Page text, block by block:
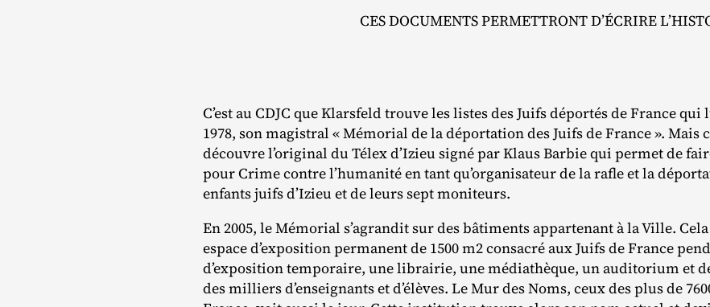
CES DOCUMENTS PERMETTRONT D’ÉCRIRE
C’est au CDJC que Klarsfeld trouve les listes des Juifs déportés de France
1978, son magistral « Mémorial de la déportation des Juifs de France ». Mais
découvre l’original du Télex d’Izieu signé par Klaus Barbie qui permet de
pour Crime contre l’humanité en tant qu’organisateur de la rafle et la
enfants juifs d’Izieu et de leurs sept moniteurs.
En 2005, le Mémorial s’agrandit sur des bâtiments appartenant à la Ville.
espace d’exposition permanent de 1500 m2 consacré aux Juifs de France
d’exposition temporaire, une librairie, une médiathèque, un auditorium et
des milliers d’enseignants et d’élèves. Le Mur des Noms, ceux des plus de